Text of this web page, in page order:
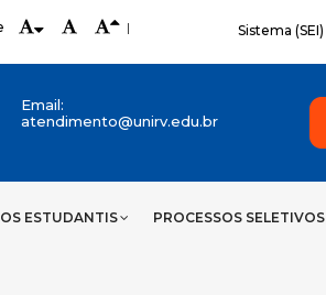
| Sistema (SEI)
Email:
atendimento@unirv.edu.br
ESTUDANTIS PROCESSOS SELETIVOS